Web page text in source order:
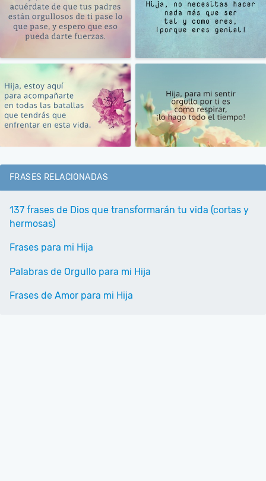
FRASES RELACIONADAS
137 frases de Dios que transformarán tu vida (cortas y
hermosas)
Frases para mi Hija
Palabras de Orgullo para mi Hija
Frases de Amor para mi Hija